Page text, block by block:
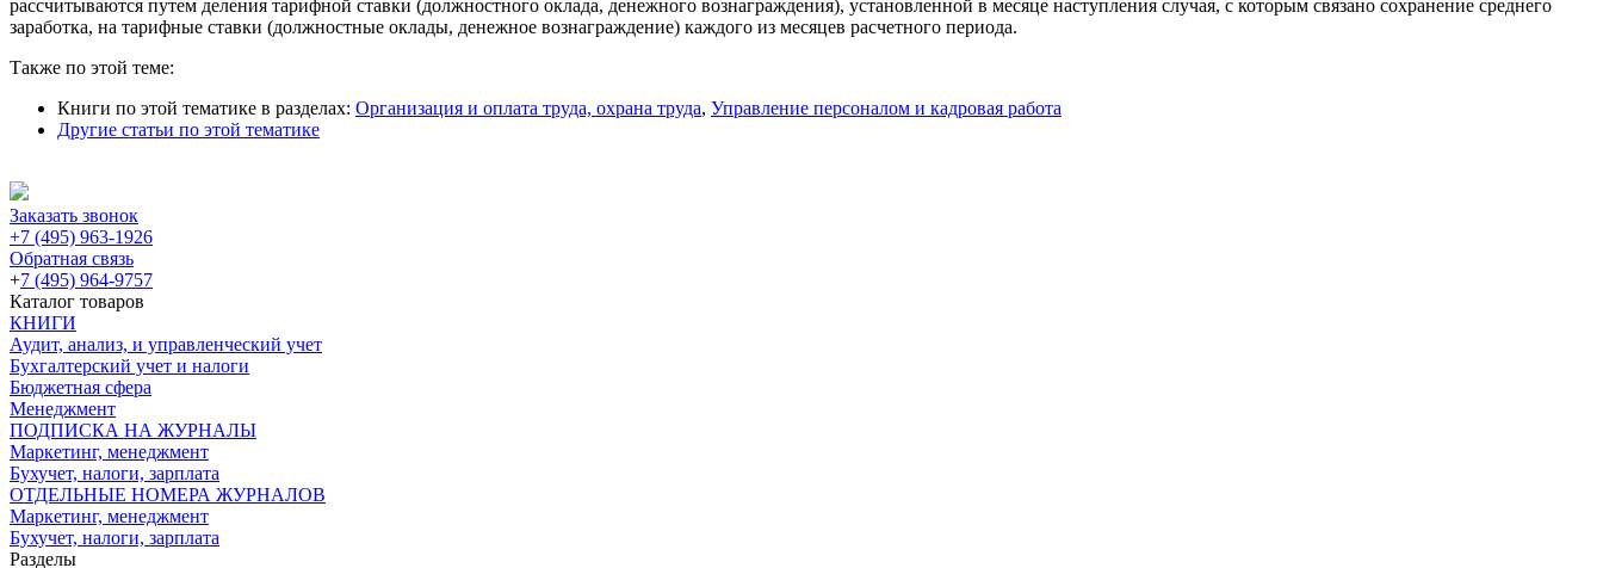
рассчитываются путем деления тарифной ставки (должностного оклада, денежного вознаграждения), установленной в месяце наступления случая, с которым связано сохранение среднего
заработка, на тарифные ставки (должностные оклады, денежное вознаграждение) каждого из месяцев расчетного периода.
Также по этой теме:
Книги по этой тематике в разделах: Организация и оплата труда, охрана труда, Управление персоналом и кадровая работа
Другие статьи по этой тематике
Заказать звонок
+7 (495) 963-1926
Обратная связь
+7 (495) 964-9757
Каталог товаров
КНИГИ
Аудит, анализ, и управленческий учет
Бухгалтерский учет и налоги
Бюджетная сфера
Менеджмент
ПОДПИСКА НА ЖУРНАЛЫ
Маркетинг, менеджмент
Бухучет, налоги, зарплата
ОТДЕЛЬНЫЕ НОМЕРА ЖУРНАЛОВ
Маркетинг, менеджмент
Бухучет, налоги, зарплата
Разделы